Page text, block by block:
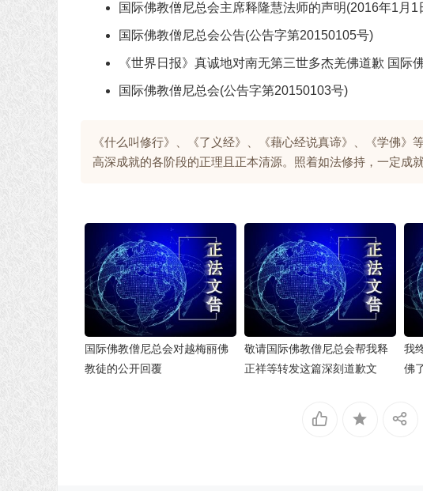
国际佛教僧尼总会主席释隆慧法师的声明(2016年1月1
国际佛教僧尼总会公告(公告字第20150105号)
《世界日报》真诚地对南无第三世多杰羌佛道歉 国际
国际佛教僧尼总会(公告字第20150103号)
《什么叫修行》、《了义经》、《藉心经说真谛》、《学佛》
高深成就的各阶段的正理且正本清源。照着如法修持，一定成
国际佛教僧尼总会对越梅丽佛
教徒的公开回覆
敬请国际佛教僧尼总会帮我释
正祥等转发这篇深刻道歉文
我
佛